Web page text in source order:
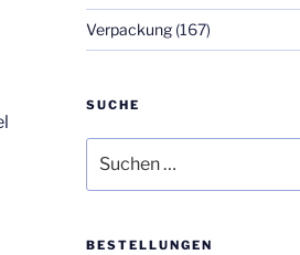
Verpackung(167)
SUCHE
nach:
BESTELLUNGEN